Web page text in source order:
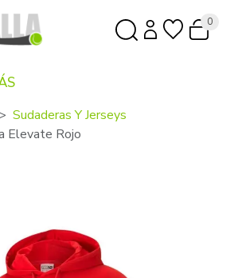
0
Sudaderas Y Jerseys
Elevate Rojo